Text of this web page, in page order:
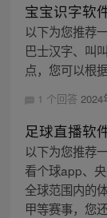
宝宝识字软
以下为您推荐
巴士汉字、叫
点，您可以根
1 个回答 2024
足球直播软
以下为您推荐
看个球app、
全球范围内的
甲等赛事，您